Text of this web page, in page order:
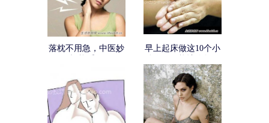
落枕不用急，中医妙
早上起床做这10个小
一整天！